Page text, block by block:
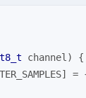
channel)
{
=